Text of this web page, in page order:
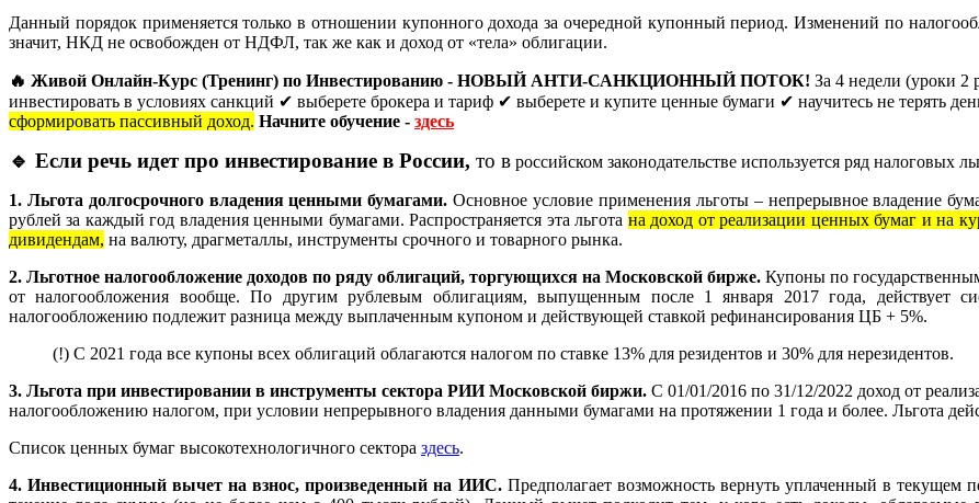
Данный порядок применяется только в отношении купонного дохода за очередной купонный период. Изменений по
значит, НКД не освобожден от НДФЛ, так же как и доход от «тела» облигации.
🔥 Живой Онлайн-Курс (Тренинг) по Инвестированию - НОВЫЙ АНТИ-САНКЦИОННЫЙ ПОТОК! За 4 недели (уроки 2
инвестировать в условиях санкций ✔ выберете брокера и тариф ✔ выберете и купите ценные бумаги ✔ научитесь не терять
сформировать пассивный доход. Начните обучение - здесь
🔹 Если речь идет про инвестирование в России, то в российском законодательстве используется ряд налоговых
1. Льгота долгосрочного владения ценными бумагами.Основное условие применения льготы – непрерывное владение
рублей за каждый год владения ценными бумагами. Распространяется эта льгота на доход от реализации ценных бумаг и на
дивидендам, на валюту, драгметаллы, инструменты срочного и товарного рынка.
2. Льготное налогообложение доходов по ряду облигаций, торгующихся на Московской бирже. Купоны по
от налогообложения вообще. По другим рублевым облигациям, выпущенным после 1 января 2017 года, действует
налогообложению подлежит разница между выплаченным купоном и действующей ставкой рефинансирования ЦБ + 5%.
(!) С 2021 года все купоны всех облигаций облагаются налогом по ставке 13% для резидентов и 30% для нерезидентов.
3. Льгота при инвестировании в инструменты сектора РИИ Московской биржи. С 01/01/2016 по 31/12/2022 доход от
налогообложению налогом, при условии непрерывного владения данными бумагами на протяжении 1 года и более. Льгота
Список ценных бумаг высокотехнологичного сектора здесь.
4. Инвестиционный вычет на взнос, произведенный на ИИС.Предполагает возможность вернуть уплаченный в текущем